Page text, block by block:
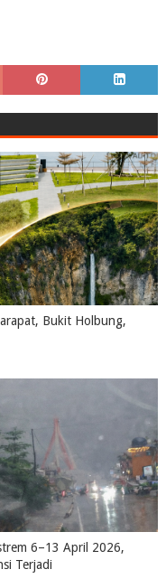
Bukit Holbung,
6–13 April 2026,
Terjadi